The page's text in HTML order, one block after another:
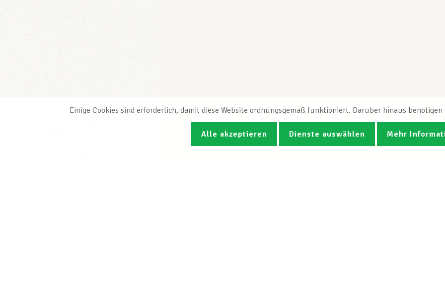
Einige Cookies sind erforderlich, damit diese Website ordnungsgemäß funktioniert. Darüber hinaus
Alle akzeptieren Dienste auswählen Mehr